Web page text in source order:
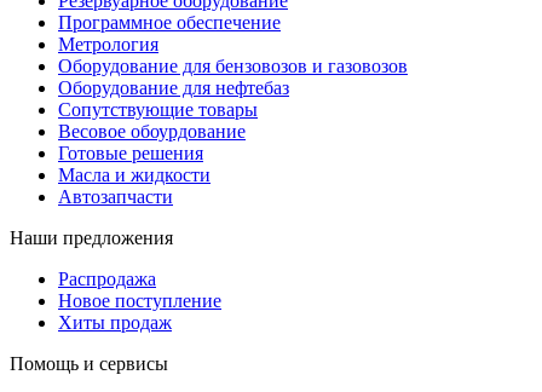
Программное обеспечение
Метрология
Оборудование для бензовозов и газовозов
Оборудование для нефтебаз
Сопутствующие товары
Весовое обоурдование
Готовые решения
Масла и жидкости
Автозапчасти
Наши предложения
Распродажа
Новое поступление
Хиты продаж
Помощь и сервисы